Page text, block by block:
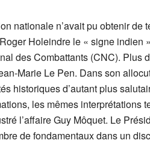
nationale n’avait pu obtenir de
Holeindre le « signe indien
des Combattants (CNC). Plus
Marie Le Pen. Dans son
historiques d’autant plus
les mêmes interprétations
l’affaire Guy Môquet. Le
de fondamentaux dans un